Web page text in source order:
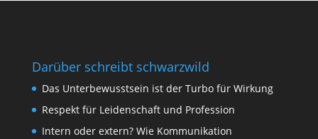
Darüber schreibt schwarzwild
Das Unterbewusstsein ist der Turbo für Wirkung
Respekt für Leidenschaft und Profession
Intern oder extern? Wie Kommunikation